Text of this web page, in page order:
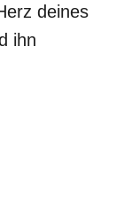
deines
ihn